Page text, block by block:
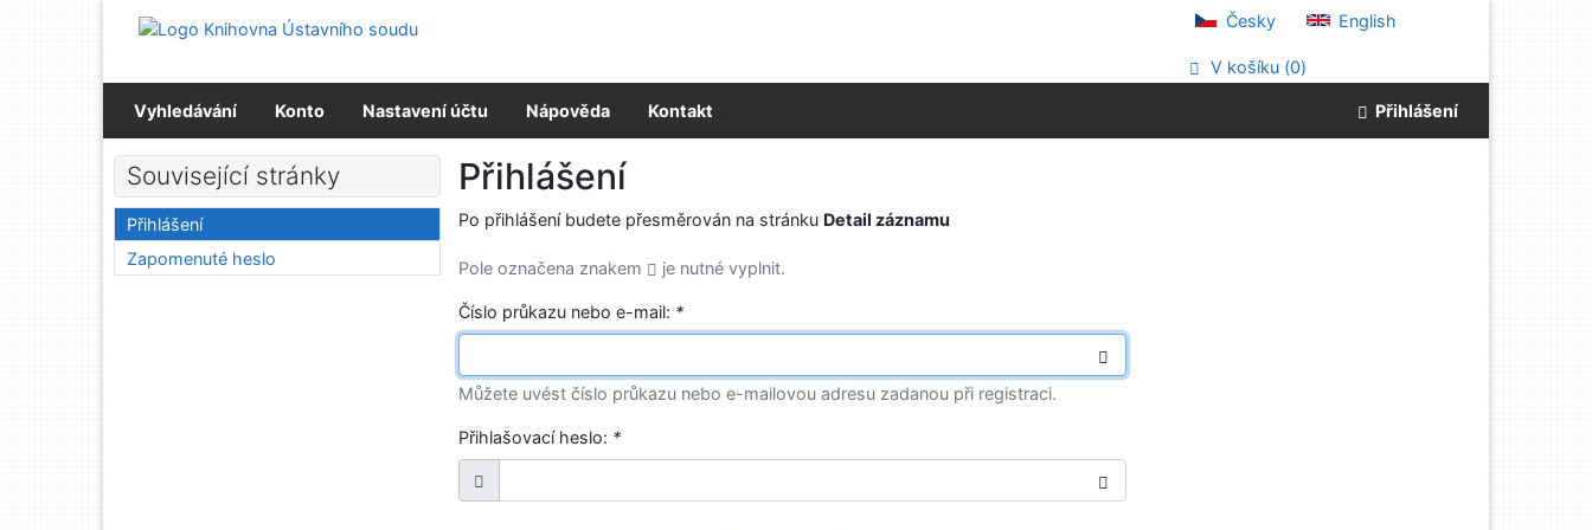
Přejít na menu
Česky English
V košíku (0)
Vyhledávání Konto Nastavení účtu Nápověda Kontakt Přihlášení
Přihlášení
Po přihlášení budete přesměrován na stránku Detail záznamu
Pole označena znakem je nutné vyplnit.
Číslo průkazu nebo e-mail: *
Můžete uvést číslo průkazu nebo e-mailovou adresu zadanou při registraci.
Přihlašovací heslo: *
Související stránky
Přihlášení
Zapomenuté heslo